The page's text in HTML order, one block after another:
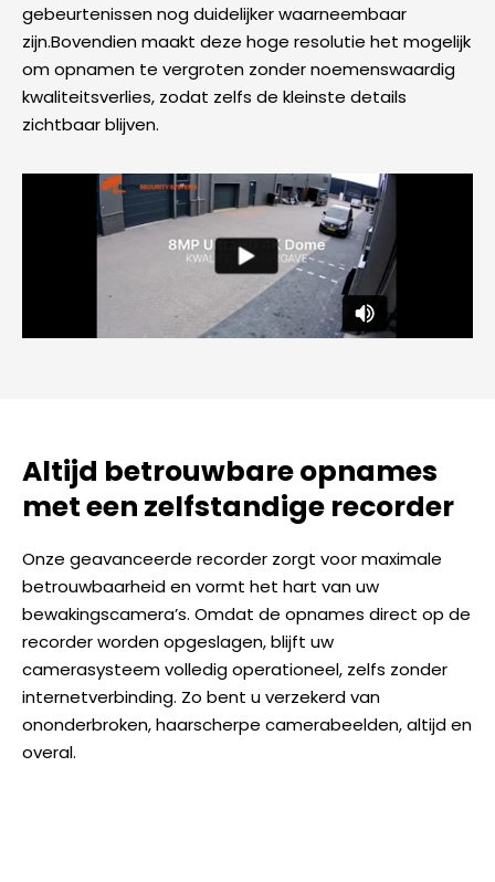
gebeurtenissen nog duidelijker waarneembaar
zijn.Bovendien maakt deze hoge resolutie het mogelijk
om opnamen te vergroten zonder noemenswaardig
kwaliteitsverlies, zodat zelfs de kleinste details
zichtbaar blijven.
Altijd betrouwbare opnames
met een zelfstandige recorder
Onze geavanceerde recorder zorgt voor maximale
betrouwbaarheid en vormt het hart van uw
bewakingscamera’s. Omdat de opnames direct op de
recorder worden opgeslagen, blijft uw
camerasysteem volledig operationeel, zelfs zonder
internetverbinding. Zo bent u verzekerd van
ononderbroken, haarscherpe camerabeelden, altijd en
overal.